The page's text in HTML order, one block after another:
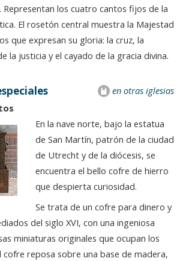
Representan los cuatro cantos fijos de la
El rosetón central muestra la Majestad
que expresan su gloria: la cruz, la
la justicia y el cayado de la gracia divina.
en otras iglesias
En la nave norte, bajo la estatua
de San Martín, patrón de la ciudad
de Utrecht y de la diócesis, se
encuentra el bello cofre de hierro
que despierta curiosidad.
Se trata de un cofre para dinero y
del siglo XVI, con una ingeniosa
miniaturas originales que ocupan los
reposa sobre una base de madera,